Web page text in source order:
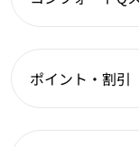
ポイント・割引